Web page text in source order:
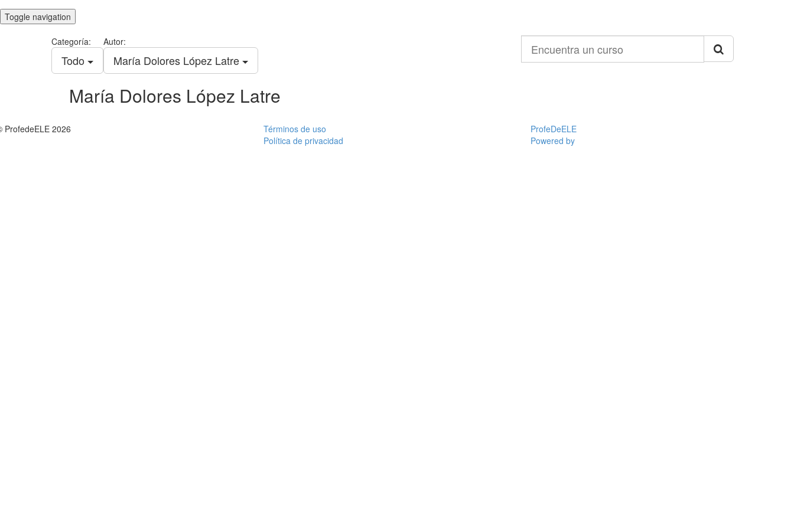
Toggle navigation
Categoría:
Todo
Autor:
María Dolores López Latre
curso
María Dolores López Latre
ProfedeELE 2026
Términos de uso
Política de privacidad
ProfeDeELE
Powered by